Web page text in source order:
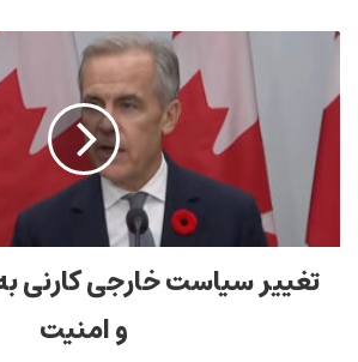
تغییر سیاست خارجی کارنی
و امنیت